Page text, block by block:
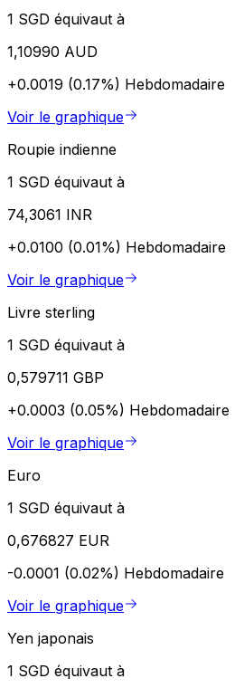
1 SGD équivaut à
1,10990 AUD
+0.0019 (0.17%) Hebdomadaire
Voir le graphique
Roupie indienne
1 SGD équivaut à
74,3061 INR
+0.0100 (0.01%) Hebdomadaire
Voir le graphique
Livre sterling
1 SGD équivaut à
0,579711 GBP
+0.0003 (0.05%) Hebdomadaire
Voir le graphique
Euro
1 SGD équivaut à
0,676827 EUR
-0.0001 (0.02%) Hebdomadaire
Voir le graphique
Yen japonais
1 SGD équivaut à